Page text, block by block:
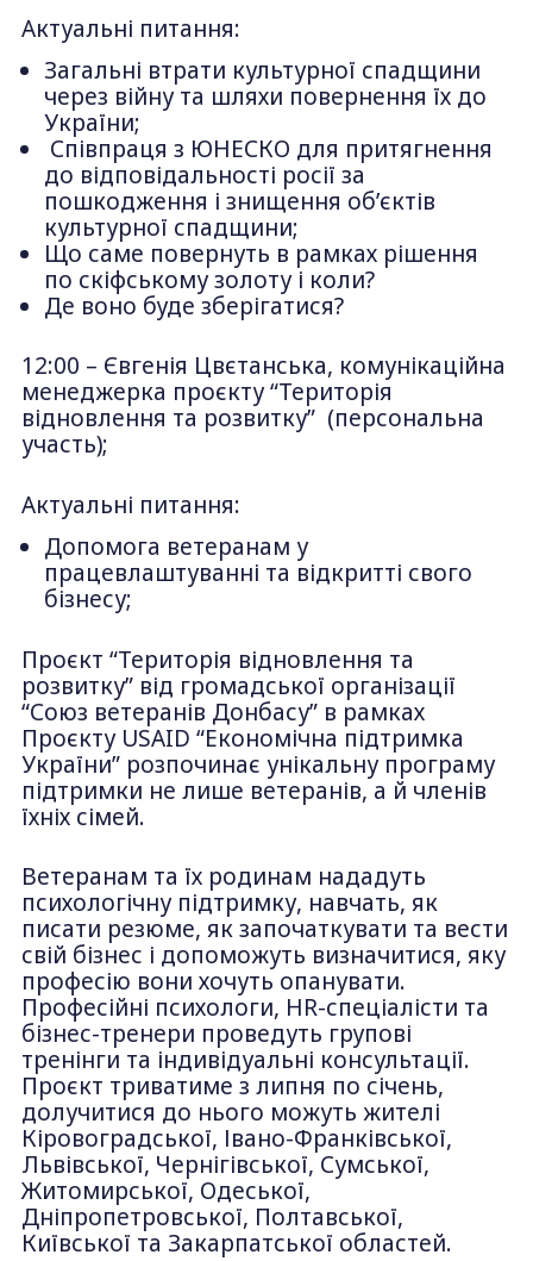
Актуальні питання:
Загальні втрати культурної спадщини
через війну та шляхи повернення їх до
України;
Співпраця з ЮНЕСКО для притягнення
до відповідальності росії за
пошкодження і знищення об’єктів
культурної спадщини;
Що саме повернуть в рамках рішення
по скіфському золоту і коли?
Де воно буде зберігатися?
12:00 – Євгенія Цвєтанська, комунікаційна
менеджерка проєкту “Територія
відновлення та розвитку” (персональна
участь);
Актуальні питання:
Допомога ветеранам у
працевлаштуванні та відкритті свого
бізнесу;
Проєкт “Територія відновлення та
розвитку” від громадської організації
“Союз ветеранів Донбасу” в рамках
Проєкту USAID “Економічна підтримка
України” розпочинає унікальну програму
підтримки не лише ветеранів, а й членів
їхніх сімей.
Ветеранам та їх родинам нададуть
психологічну підтримку, навчать, як
писати резюме, як започаткувати та вести
свій бізнес і допоможуть визначитися, яку
професію вони хочуть опанувати.
Професійні психологи, HR-спеціалісти та
бізнес-тренери проведуть групові
тренінги та індивідуальні консультації.
Проєкт триватиме з липня по січень,
долучитися до нього можуть жителі
Кіровоградської, Івано-Франківської,
Львівської, Чернігівської, Сумської,
Житомирської, Одеської,
Дніпропетровської, Полтавської,
Київської та Закарпатської областей.